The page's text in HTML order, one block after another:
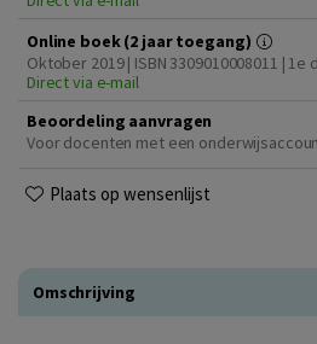
Online boek (2 jaar toegang)
Oktober 2019 | ISBN 3309010008011 | 1e
Direct via e-mail
Beoordeling aanvragen
Voor docenten met een
Plaats op wensenlijst
Omschrijving